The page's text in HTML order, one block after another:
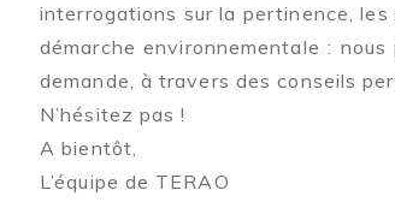
interrogations sur la pertinence,
démarche environnementale :
demande, à travers des conseils
N’hésitez pas !
A bientôt,
L’équipe de TERAO